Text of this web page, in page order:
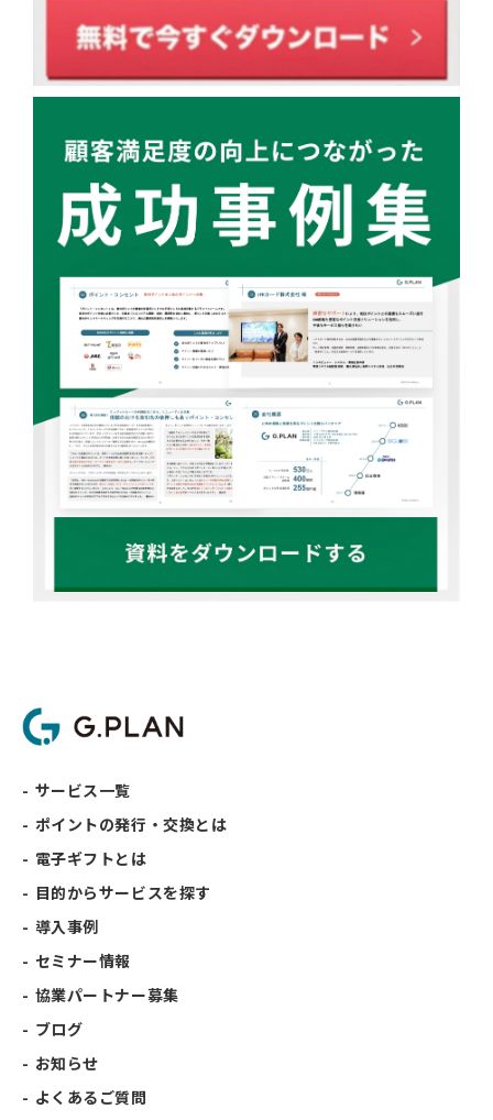
サービス一覧
ポイントの発行・交換とは
電子ギフトとは
目的からサービスを探す
導入事例
セミナー情報
協業パートナー募集
ブログ
お知らせ
よくあるご質問